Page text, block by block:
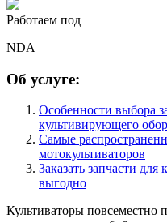
Работаем под
NDA
Об услуге:
Особенности выбора
культивирующего
Самые
мотокультиваторов
Заказать запчасти для
выгодно
Культиваторы повсеместно